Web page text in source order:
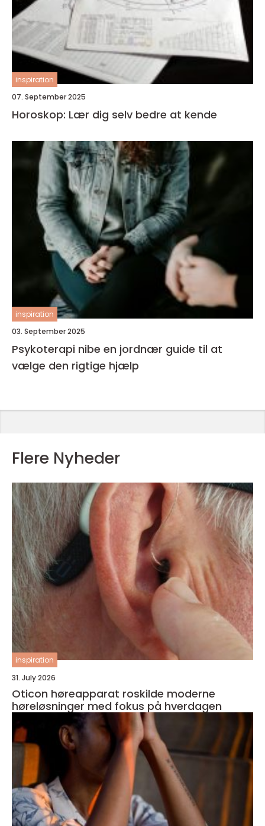
inspiration
07. September 2025
Horoskop: Lær dig selv bedre at kende
inspiration
03. September 2025
Psykoterapi nibe en jordnær guide til at
vælge den rigtige hjælp
Flere Nyheder
inspiration
31. July 2026
Oticon høreapparat roskilde moderne
høreløsninger med fokus på hverdagen